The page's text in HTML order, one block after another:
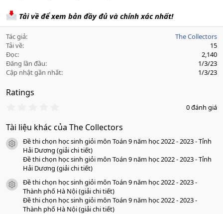
Tải về để xem bản đầy đủ và chính xác nhất!
Tác giả
The Collectors
Tải về
15
Đọc
2,140
Đăng lần đầu
1/3/23
Cập nhật gần nhất
1/3/23
Ratings
0
0
a
o
0 đánh giá
Tài liệu khác của The Collectors
icon tài liệu
Đề thi chọn học sinh giỏi môn Toán 9 năm học 2022 - 2023 - Tỉnh
Hải Dương (giải chi tiết)
Đề thi chọn học sinh giỏi môn Toán 9 năm học 2022 - 2023 - Tỉnh
Hải Dương (giải chi tiết)
icon tài liệu
Đề thi chọn học sinh giỏi môn Toán 9 năm học 2022 - 2023 -
Thành phố Hà Nội (giải chi tiết)
Đề thi chọn học sinh giỏi môn Toán 9 năm học 2022 - 2023 -
Thành phố Hà Nội (giải chi tiết)